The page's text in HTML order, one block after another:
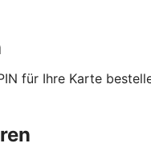
für Ihre Karte